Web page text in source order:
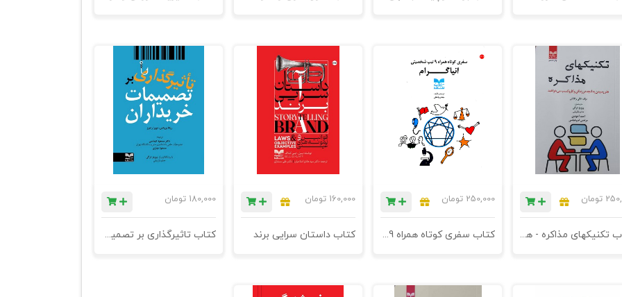
تومان
کتاب تکنیکهای مذاکره - هنر رسیدن به آنچه در زندگی و کاروکسب می‌خواهید - چاپ ششم
250,000 تومان
کتاب سفری کوتاه همراه 9 تیپ شخصیتی انیاگرام
160,000 تومان
کتاب داستان سرایی برند
180,000 تومان
کتاب تاثیرگذاری بر تصمیمات خریداران